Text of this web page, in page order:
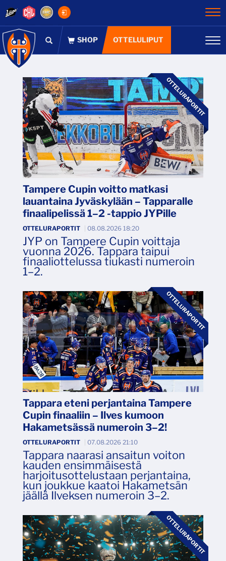
OTTELULIPUT
OTTELURAPORTIT
Tampere Cupin voitto matkasi
lauantaina Jyväskylään – Tapparalle
finaalipelissä 1–2 -tappio JYPille
OTTELURAPORTIT 08.08.2026 18:20
JYP on Tampere Cupin voittaja
vuonna 2026. Tappara taipui
finaaliottelussa tiukasti numeroin
1–2.
OTTELURAPORTIT
Tappara eteni perjantaina Tampere
Cupin finaaliin – Ilves kumoon
Hakametsässä numeroin 3–2!
OTTELURAPORTIT 07.08.2026 21:10
Tappara naarasi ansaitun voiton
kauden ensimmäisestä
harjoitusottelustaan perjantaina,
kun joukkue kaatoi Hakametsän
jäällä Ilveksen numeroin 3–2.
OTTELURAPORTIT